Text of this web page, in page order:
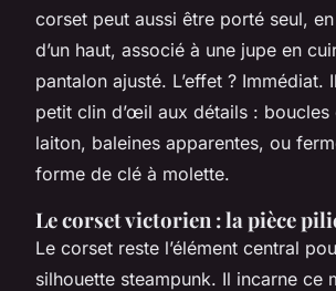
corset peut aussi être porté seul,
d’un haut, associé à une jupe en
pantalon ajusté. L’effet ? Immédiat.
petit clin d’œil aux détails : boucles
laiton, baleines apparentes, ou
forme de clé à molette.
Le corset victorien : la pièce
Le corset reste l’élément central
silhouette steampunk. Il incarne ce